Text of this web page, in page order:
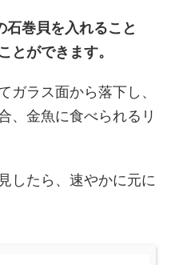
巻貝を入れること
とができます。
ガラス面から落下し、
、金魚に食べられるリ
したら、速やかに元に